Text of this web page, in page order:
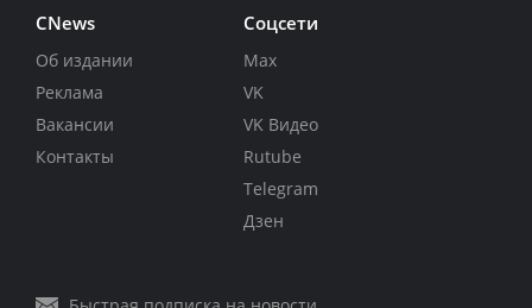
CNews
Об издании
Реклама
Вакансии
Контакты
Соцсети
Max
VK
VK Видео
Rutube
Telegram
Дзен